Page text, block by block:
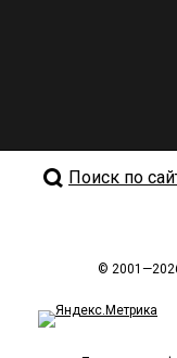
Поиск по
©